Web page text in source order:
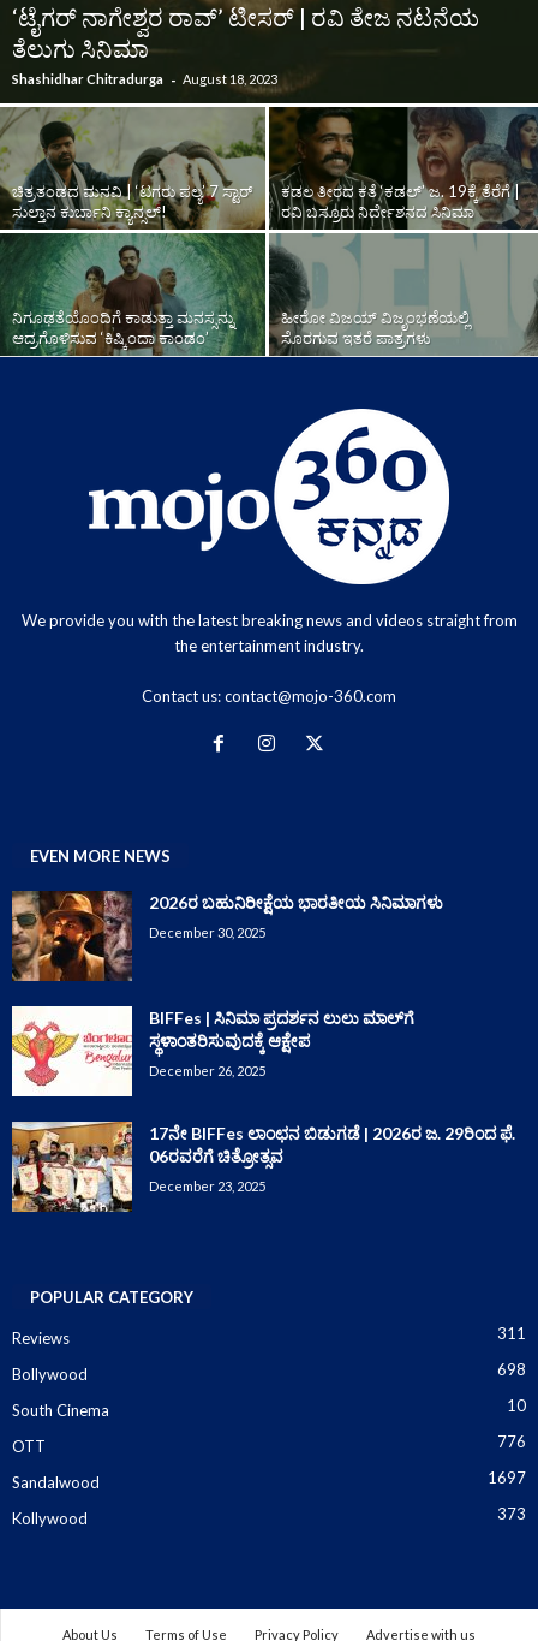
‘ಟೈಗರ್‌ ನಾಗೇಶ್ವರ ರಾವ್‌’ ಟೀಸರ್‌ | ರವಿ ತೇಜ ನಟನೆಯ
ತೆಲುಗು ಸಿನಿಮಾ
Shashidhar Chitradurga - August 18, 2023
ಚಿತ್ರತಂಡದ ಮನವಿ | ‘ಟಗರು ಪಲ್ಯ’ 7 ಸ್ಟಾರ್‌
ಸುಲ್ತಾನ ಕುರ್ಬಾನಿ ಕ್ಯಾನ್ಸಲ್‌!
ಕಡಲ ತೀರದ ಕತೆ ‘ಕಡಲ್‌’ ಜ. 19ಕ್ಕೆ ತೆರೆಗೆ |
ರವಿ ಬಸ್ರೂರು ನಿರ್ದೇಶನದ ಸಿನಿಮಾ
ನಿಗೂಢತೆಯೊಂದಿಗೆ ಕಾಡುತ್ತಾ ಮನಸ್ಸನ್ನು
ಆದ್ರಗೊಳಿಸುವ ‘ಕಿಷ್ಕಿಂದಾ ಕಾಂಡಂ’
ಹೀರೋ ವಿಜಯ್‌ ವಿಜೃಂಭಣೆಯಲ್ಲಿ
ಸೊರಗುವ ಇತರೆ ಪಾತ್ರಗಳು
We provide you with the latest breaking news and videos straight from
the entertainment industry.
Contact us:contact@mojo-360.com
EVEN MORE NEWS
2026ರ ಬಹುನಿರೀಕ್ಷೆಯ ಭಾರತೀಯ ಸಿನಿಮಾಗಳು
December 30, 2025
BIFFes | ಸಿನಿಮಾ ಪ್ರದರ್ಶನ ಲುಲು ಮಾಲ್‌ಗೆ
ಸ್ಥಳಾಂತರಿಸುವುದಕ್ಕೆ ಆಕ್ಷೇಪ
December 26, 2025
17ನೇ BIFFes ಲಾಂಛನ ಬಿಡುಗಡೆ | 2026ರ ಜ. 29ರಿಂದ ಫೆ.
06ರವರೆಗೆ ಚಿತ್ರೋತ್ಸವ
December 23, 2025
POPULAR CATEGORY
Reviews 311
Bollywood 698
South Cinema 10
OTT 776
Sandalwood 1697
Kollywood 373
About Us Terms of Use Privacy Policy Advertise with us